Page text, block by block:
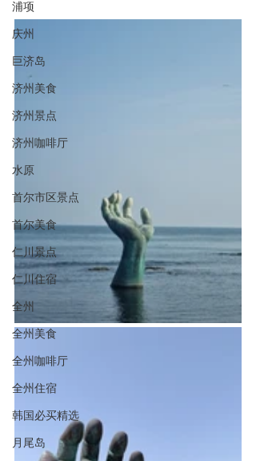
浦项
庆州
巨济岛
济州美食
济州景点
济州咖啡厅
水原
首尔市区景点
首尔美食
仁川景点
仁川住宿
全州
全州美食
全州咖啡厅
全州住宿
韩国必买精选
月尾岛